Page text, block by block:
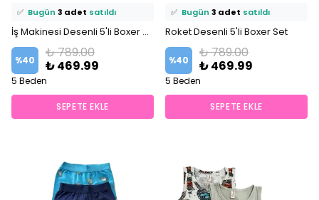
✅ Bugün 3 adet satıldı
İş Makinesi Desenli 5'li Boxer Set
%40
₺ 789.00
₺ 469.99
5 Beden
SEPETE EKLE
✅ Bugün 3 adet satıldı
Roket Desenli 5'li Boxer Set
%40
₺ 789.00
₺ 469.99
5 Beden
SEPETE EKLE